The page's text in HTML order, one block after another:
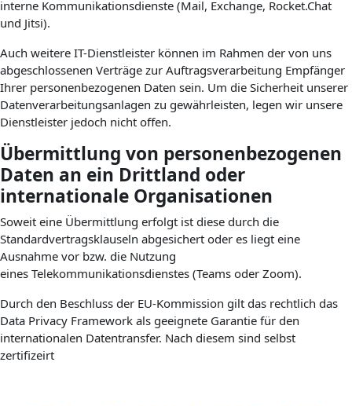
interne Kommunikationsdienste (Mail, Exchange, Rocket.Chat
und Jitsi).
Auch weitere IT-Dienstleister können im Rahmen der von uns
abgeschlossenen Verträge zur Auftragsverarbeitung Empfänger
Ihrer personenbezogenen Daten sein. Um die Sicherheit unserer
Datenverarbeitungsanlagen zu gewährleisten, legen wir unsere
Dienstleister jedoch nicht offen.
Übermittlung von personenbezogenen
Daten an ein Drittland oder
internationale Organisationen
Soweit eine Übermittlung erfolgt ist diese durch die
Standardvertragsklauseln abgesichert oder es liegt eine
Ausnahme vor bzw. die Nutzung
eines Telekommunikationsdienstes (Teams oder Zoom).
Durch den Beschluss der EU-Kommission gilt das rechtlich das
Data Privacy Framework als geeignete Garantie für den
internationalen Datentransfer. Nach diesem sind selbst
zertifizeirt